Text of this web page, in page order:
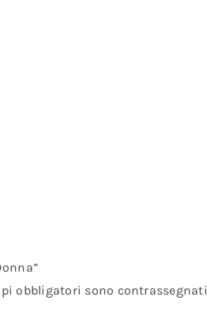
obbligatori sono contrassegnati